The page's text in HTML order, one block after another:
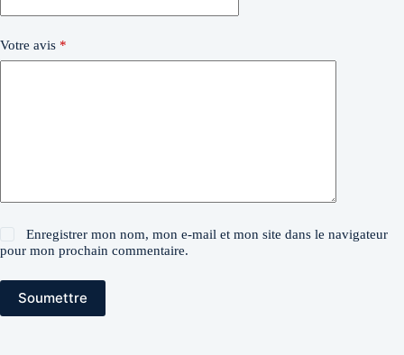
Votre avis *
Enregistrer mon nom, mon e-mail et mon site dans le navigateur
pour mon prochain commentaire.
Soumettre